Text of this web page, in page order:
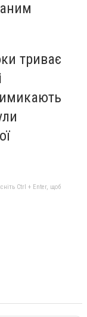
триває
Ctrl + Enter, щоб